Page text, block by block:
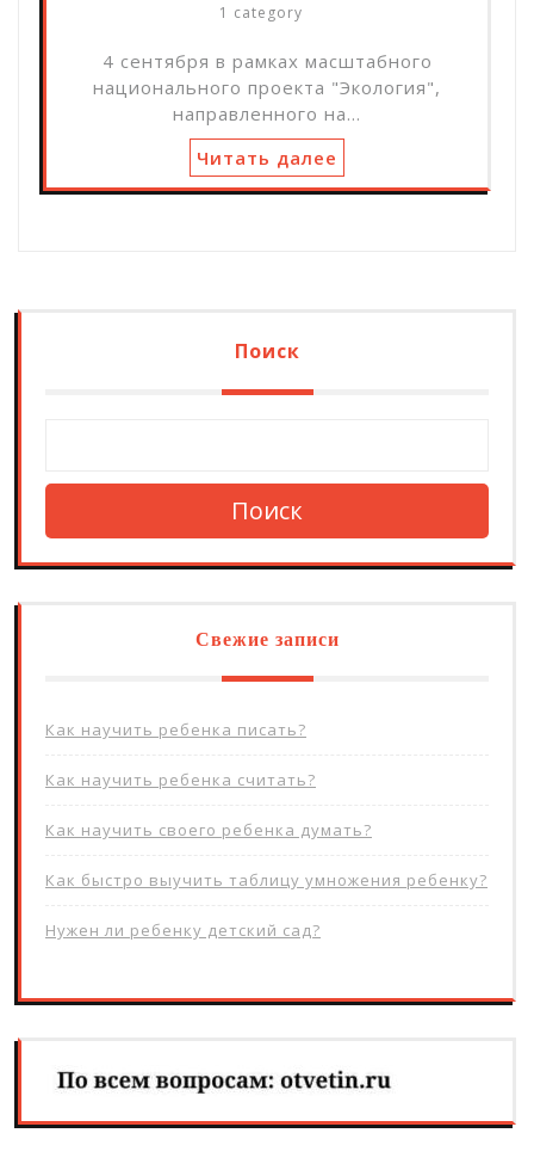
1 category
4 сентября в рамках масштабного
национального проекта "Экология",
направленного на…
Читать далее
Поиск
Поиск
Свежие записи
Как научить ребенка писать?
Как научить ребенка считать?
Как научить своего ребенка думать?
Как быстро выучить таблицу умножения ребенку?
Нужен ли ребенку детский сад?